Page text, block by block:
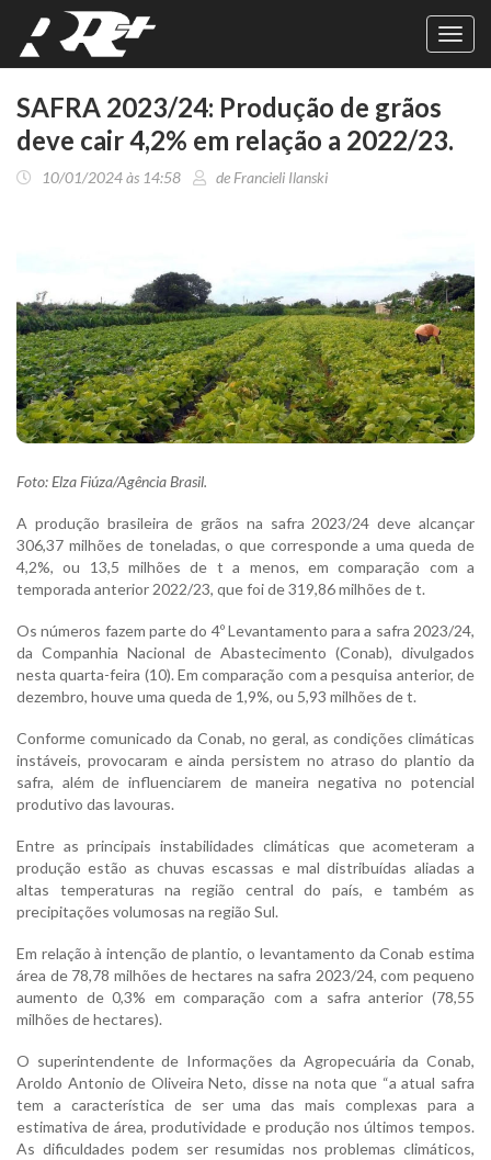
SAFRA 2023/24: Produção de grãos
deve cair 4,2% em relação a 2022/23.
10/01/2024 às 14:58 de Francieli Ilanski
Foto: Elza Fiúza/Agência Brasil.
A produção brasileira de grãos na safra 2023/24 deve alcançar
306,37 milhões de toneladas, o que corresponde a uma queda de
4,2%, ou 13,5 milhões de t a menos, em comparação com a
temporada anterior 2022/23, que foi de 319,86 milhões de t.
Os números fazem parte do 4º Levantamento para a safra 2023/24,
da Companhia Nacional de Abastecimento (Conab), divulgados
nesta quarta-feira (10). Em comparação com a pesquisa anterior, de
dezembro, houve uma queda de 1,9%, ou 5,93 milhões de t.
Conforme comunicado da Conab, no geral, as condições climáticas
instáveis, provocaram e ainda persistem no atraso do plantio da
safra, além de influenciarem de maneira negativa no potencial
produtivo das lavouras.
Entre as principais instabilidades climáticas que acometeram a
produção estão as chuvas escassas e mal distribuídas aliadas a
altas temperaturas na região central do país, e também as
precipitações volumosas na região Sul.
Em relação à intenção de plantio, o levantamento da Conab estima
área de 78,78 milhões de hectares na safra 2023/24, com pequeno
aumento de 0,3% em comparação com a safra anterior (78,55
milhões de hectares).
O superintendente de Informações da Agropecuária da Conab,
Aroldo Antonio de Oliveira Neto, disse na nota que “a atual safra
tem a característica de ser uma das mais complexas para a
estimativa de área, produtividade e produção nos últimos tempos.
As dificuldades podem ser resumidas nos problemas climáticos,